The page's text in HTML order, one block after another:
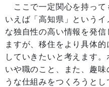
ここで一定関心を持って
いえば「高知県」という
な独自性の高い情報を発
ますが、移住をより具体
していきたいと考えます
いや職のこと、また、趣
うな仕組みをつくろうとし